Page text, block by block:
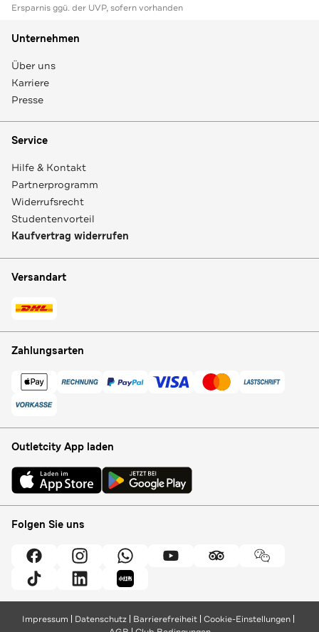
Ersparnis ggü. der UVP, sofern vorhanden
Unternehmen
Über uns
Karriere
Presse
Service
Hilfe & Kontakt
Partnerprogramm
Widerrufsrecht
Studentenvorteil
Kaufvertrag widerrufen
Versandart
Zahlungsarten
Outletcity App laden
Folgen Sie uns
Impressum Datenschutz Barrierefreiheit Cookie-Einstellungen